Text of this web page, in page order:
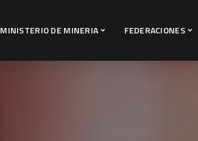
MINISTERIO DE MINERIA FEDERACIONES